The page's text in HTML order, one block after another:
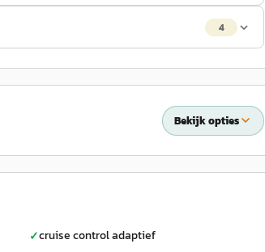
4
Bekijk opties
✓cruise control adaptief